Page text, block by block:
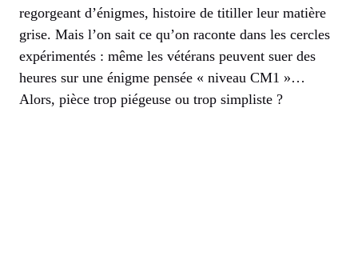
regorgeant d’énigmes, histoire de titiller leur matière
grise. Mais l’on sait ce qu’on raconte dans les cercles
expérimentés : même les vétérans peuvent suer des
heures sur une énigme pensée « niveau CM1 »…
Alors, pièce trop piégeuse ou trop simpliste ?